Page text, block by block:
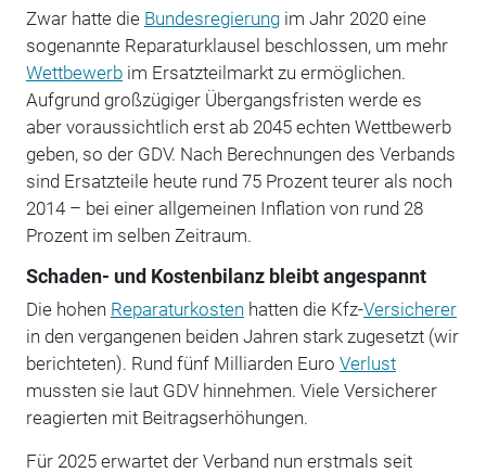
Zwar hatte die Bundesregierungim Jahr 2020 eine
sogenannte Reparaturklausel beschlossen, um mehr
Wettbewerbim Ersatzteilmarkt zu ermöglichen.
Aufgrund großzügiger Übergangsfristen werde es
aber voraussichtlich erst ab 2045 echten Wettbewerb
geben, so der GDV. Nach Berechnungen des Verbands
sind Ersatzteile heute rund 75 Prozent teurer als noch
2014 – bei einer allgemeinen Inflation von rund 28
Prozent im selben Zeitraum.
Schaden- und Kostenbilanz bleibt angespannt
Die hohen Reparaturkosten hatten die Kfz-Versicherer
in den vergangenen beiden Jahren stark zugesetzt (wir
berichteten). Rund fünf Milliarden Euro Verlust
mussten sie laut GDV hinnehmen. Viele Versicherer
reagierten mit Beitragserhöhungen.
Für 2025 erwartet der Verband nun erstmals seit